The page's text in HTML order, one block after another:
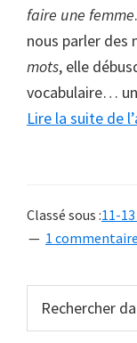
faire une femme
nous parler des
mots, elle
vocabulaire…
Lire la suite de
Classé sous :11-
1 commentaire
Barre
latérale
dans